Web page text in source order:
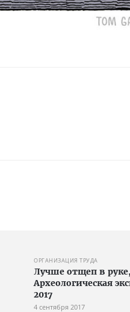
ОРГАНИЗАЦИЯ ТРУДА
Лучше отщеп в
Археологическая
2017
4 сентября 2017